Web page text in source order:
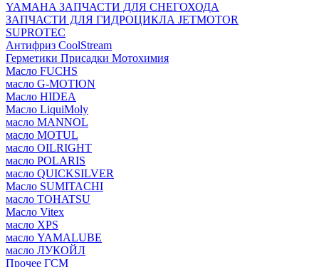
YAMAHA ЗАПЧАСТИ ДЛЯ СНЕГОХОДА
ЗАПЧАСТИ ДЛЯ ГИДРОЦИКЛА JETMOTOR
SUPROTEC
Антифриз CoolStream
Герметики Присадки Мотохимия
Масло FUCHS
масло G-MOTION
Масло HIDEA
Масло LiquiMoly
масло MANNOL
масло MOTUL
масло OILRIGHT
масло POLARIS
масло QUICKSILVER
Масло SUMITACHI
масло TOHATSU
Масло Vitex
масло XPS
масло YAMALUBE
масло ЛУКОЙЛ
Прочее ГСМ